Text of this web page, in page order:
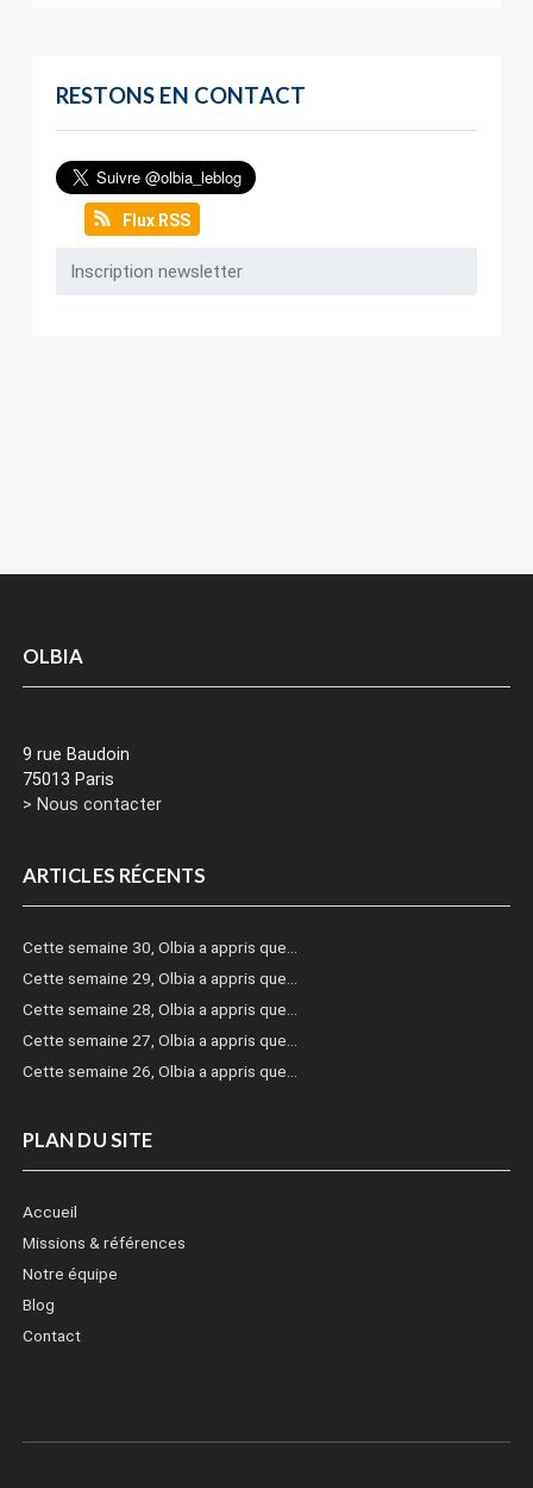
RESTONS EN CONTACT
Flux RSS
OLBIA
9 rue Baudoin
75013 Paris
> Nous contacter
ARTICLES RÉCENTS
Cette semaine 30, Olbia a appris que…
Cette semaine 29, Olbia a appris que…
Cette semaine 28, Olbia a appris que…
Cette semaine 27, Olbia a appris que…
Cette semaine 26, Olbia a appris que…
PLAN DU SITE
Accueil
Missions & références
Notre équipe
Blog
Contact